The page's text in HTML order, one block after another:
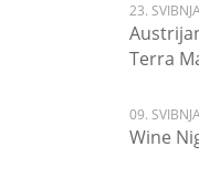
23.
Terra
09.
Wine